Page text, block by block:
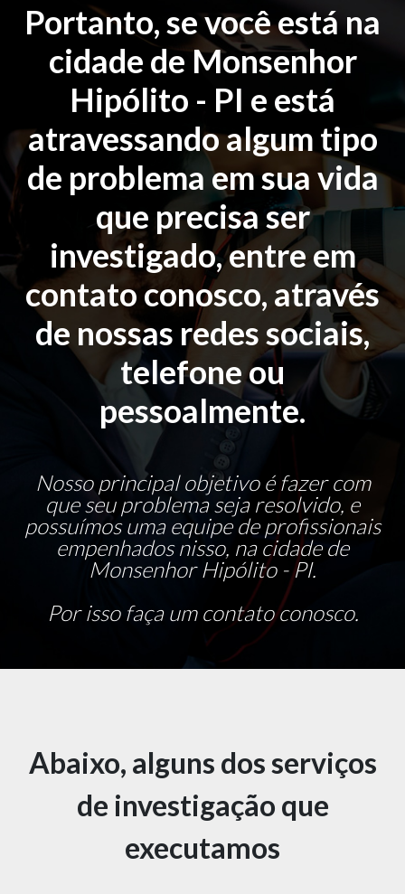
Portanto, se você está na
cidade de Monsenhor
Hipólito - PI e está
atravessando algum tipo
de problema em sua vida
que precisa ser
investigado, entre em
contato conosco, através
de nossas redes sociais,
telefone ou
pessoalmente.
Nosso principal objetivo é fazer com
que seu problema seja resolvido, e
possuímos uma equipe de profissionais
empenhados nisso, na cidade de
Monsenhor Hipólito - PI.
Por isso faça um contato conosco.
Abaixo, alguns dos serviços
de investigação que
executamos